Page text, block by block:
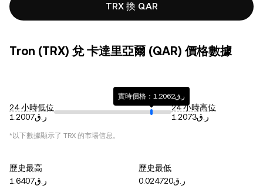
TRX 換 QAR
Tron (TRX) 兌 卡達里亞爾 (QAR) 價格數據
24 小時低位
ر.ق1.2007
實時價格：ر.ق1.2062
24 小時高位
ر.ق1.2073
*以下數據顯示了 TRX 的市場信息。
歷史最高
ر.ق1.6407
歷史最低
ر.ق0.024720